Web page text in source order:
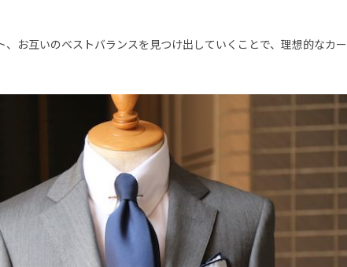
お互いのベストバランスを見つけ出していくことで、理想的なカー